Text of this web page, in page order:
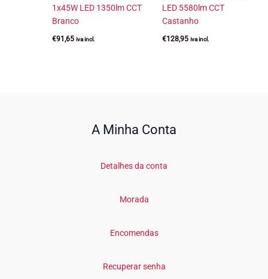
1x45W LED 1350lm CCT
Branco
€91,65 iva incl.
LED 5580lm CCT
Castanho
€128,95 iva incl.
A Minha Conta
Detalhes da conta
Morada
Encomendas
Recuperar senha